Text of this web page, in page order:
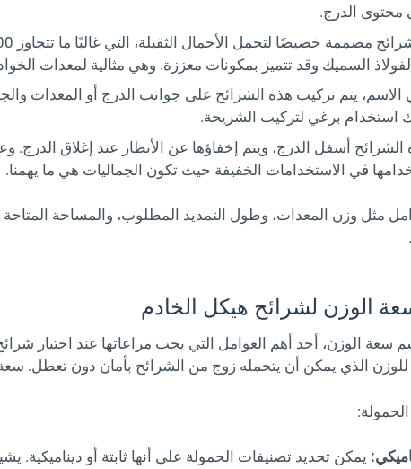
محتوى الدرج.
السميك وقد تتميز بمكونات معززة. وهي مثالية لمعدات
يتم تركيب هذه الشرائح على جوانب الدرج أو المعدات
استخدام برغي لتركيب الشريحة.
الشرائح أسفل الدرج، ويتم إخفاؤها عن الأنظار عند إغلاق الدرج.
في الاستخدامات الخفيفة حيث تكون الجماليات هي ما يهمنا.
مثل وزن المعدات، وطول التمديد المطلوب، والمساحة المتاحة
الوزن، أحد أهم العوامل التي يجب مراعاتها عند اختيار
الذي يمكن أن يتحمله زوج من الشرائح بأمان دون تعطل. سعة
يمكن تحديد تصنيفات الحمولة على أنها ثابتة أو ديناميكية.